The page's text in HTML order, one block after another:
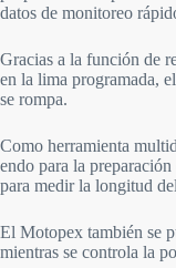
datos de monitoreo
Gracias a la función de
en la lima programada,
se rompa.
Como herramienta
endo para la
para medir la longitud
El Motopex también se
mientras se controla la